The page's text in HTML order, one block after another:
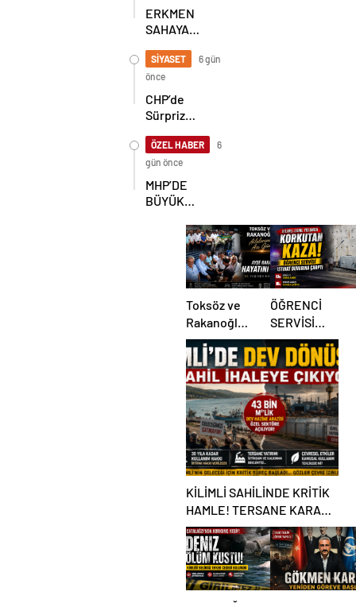
ERKMEN
SAHAYA
GÖKÇEBEY
VE
ÇAYCUMA’DA
SİYASET
6 gün
önce
CHP’de
Sürpriz
Başkanlığı
İçin
Beklenen
Hamle Geldi
ÖZEL HABER
6
gün önce
MHP’DE
BÜYÜK
Toksöz ve
Rakanoğlu
Ailelerinin
Acı Günü
ÖĞRENCİ
SERVİSİ
İSTİNAT
DUVARINA
ÇARPTI
KİLİMLİ SAHİLİNDE KRİTİK
HAMLE! TERSANE KARARI
TARTIŞMA BAŞLATTI